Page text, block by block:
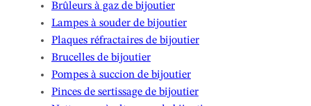
Brûleurs à gaz de bijoutier
Lampes à souder de bijoutier
Plaques réfractaires de bijoutier
Brucelles de bijoutier
Pompes à succion de bijoutier
Pinces de sertissage de bijoutier